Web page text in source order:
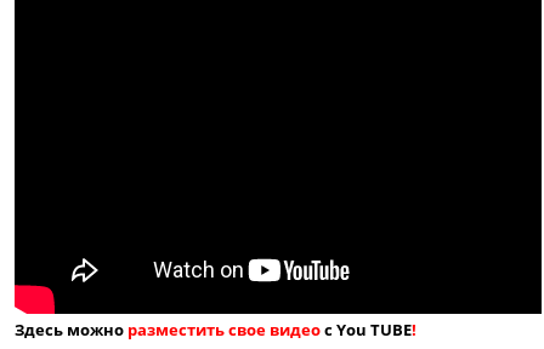
Здесь можно разместить свое видеос You TUBE!